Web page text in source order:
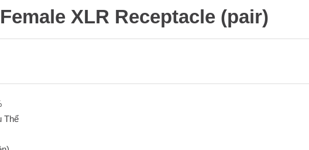
XLR Receptacle (pair)
Thể